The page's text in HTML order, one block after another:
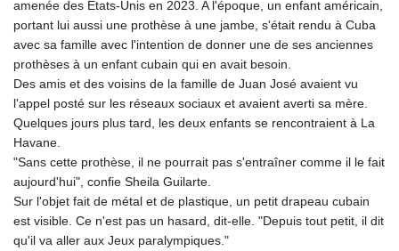
amenée des Etats-Unis en 2023. A l'époque, un enfant américain,
portant lui aussi une prothèse à une jambe, s'était rendu à Cuba
avec sa famille avec l'intention de donner une de ses anciennes
prothèses à un enfant cubain qui en avait besoin.
Des amis et des voisins de la famille de Juan José avaient vu
l'appel posté sur les réseaux sociaux et avaient averti sa mère.
Quelques jours plus tard, les deux enfants se rencontraient à La
Havane.
"Sans cette prothèse, il ne pourrait pas s'entraîner comme il le fait
aujourd'hui", confie Sheila Guilarte.
Sur l'objet fait de métal et de plastique, un petit drapeau cubain
est visible. Ce n'est pas un hasard, dit-elle. "Depuis tout petit, il dit
qu'il va aller aux Jeux paralympiques."